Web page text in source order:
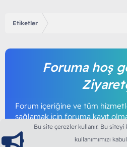
Etiketler
Foruma hoş
Forum içeriğine ve tüm
sağlamak için foruma kayıt
yapmalısınız. Foruma üye
ücretsizdir.
Bu site çerezler kullanır. Bu
kullanımımızı